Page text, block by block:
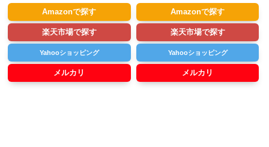
Amazonで探す
楽天市場で探す
Yahooショッピング
メルカリ
Amazonで探す
楽天市場で探す
Yahooショッピング
メルカリ